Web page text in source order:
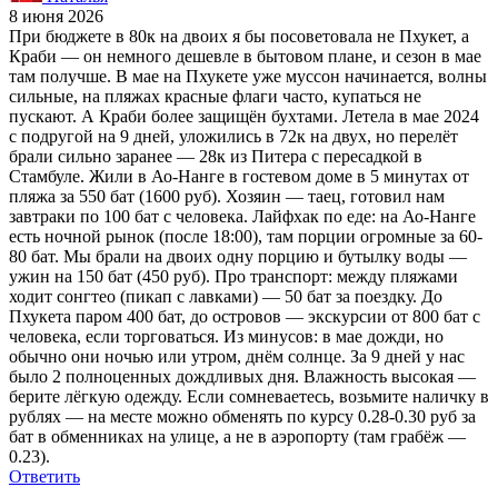
8 июня 2026
При бюджете в 80к на двоих я бы посоветовала не Пхукет, а
Краби — он немного дешевле в бытовом плане, и сезон в мае
там получше. В мае на Пхукете уже муссон начинается, волны
сильные, на пляжах красные флаги часто, купаться не
пускают. А Краби более защищён бухтами. Летела в мае 2024
с подругой на 9 дней, уложились в 72к на двух, но перелёт
брали сильно заранее — 28к из Питера с пересадкой в
Стамбуле. Жили в Ао-Нанге в гостевом доме в 5 минутах от
пляжа за 550 бат (1600 руб). Хозяин — таец, готовил нам
завтраки по 100 бат с человека. Лайфхак по еде: на Ао-Нанге
есть ночной рынок (после 18:00), там порции огромные за 60-
80 бат. Мы брали на двоих одну порцию и бутылку воды —
ужин на 150 бат (450 руб). Про транспорт: между пляжами
ходит сонгтео (пикап с лавками) — 50 бат за поездку. До
Пхукета паром 400 бат, до островов — экскурсии от 800 бат с
человека, если торговаться. Из минусов: в мае дожди, но
обычно они ночью или утром, днём солнце. За 9 дней у нас
было 2 полноценных дождливых дня. Влажность высокая —
берите лёгкую одежду. Если сомневаетесь, возьмите наличку в
рублях — на месте можно обменять по курсу 0.28-0.30 руб за
бат в обменниках на улице, а не в аэропорту (там грабёж —
0.23).
Ответить